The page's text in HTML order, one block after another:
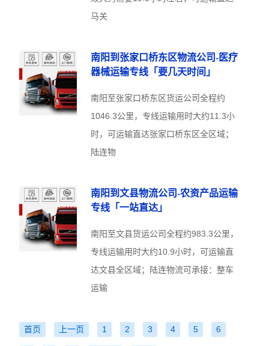
马关
南阳到张家口桥东区物流公司-医疗
器械运输专线「要几天时间」
南阳至张家口桥东区货运公司全程约
1046.3公里，专线运输用时大约11.3小
时，可运输直达张家口桥东区全区域；
陆连物
南阳到文县物流公司-农资产品运输
专线「一站直达」
南阳至文县货运公司全程约983.3公里，
专线运输用时大约10.9小时，可运输直
达文县全区域；陆连物流可承接：整车
运输
首页 上一页 1 2 3 4 5 6